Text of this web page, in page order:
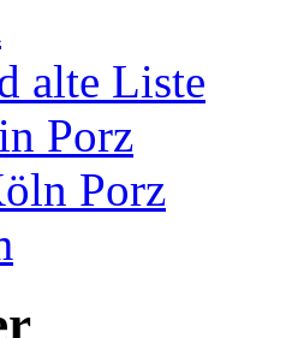
alte Liste
Porz
Porz